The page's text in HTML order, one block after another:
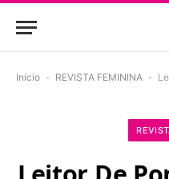
Início - REVISTA FEMININA -